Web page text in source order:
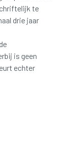
te
drie jaar
is geen
echter